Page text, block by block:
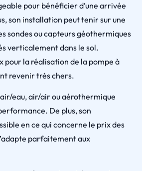
pour bénéficier d’une arrivée
son installation peut tenir sur une
sondes ou capteurs géothermiques
verticalement dans le sol.
pour la réalisation de la pompe à
revenir très chers.
eau, air/air ou aérothermique
De plus, son
en ce qui concerne le prix des
parfaitement aux